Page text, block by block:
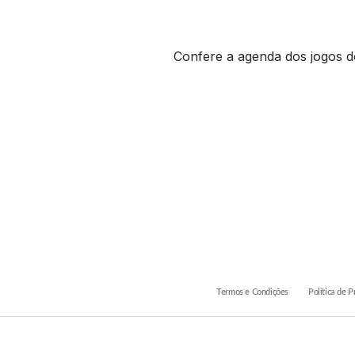
Confere a agenda dos jogos
Termos e Condições Política de